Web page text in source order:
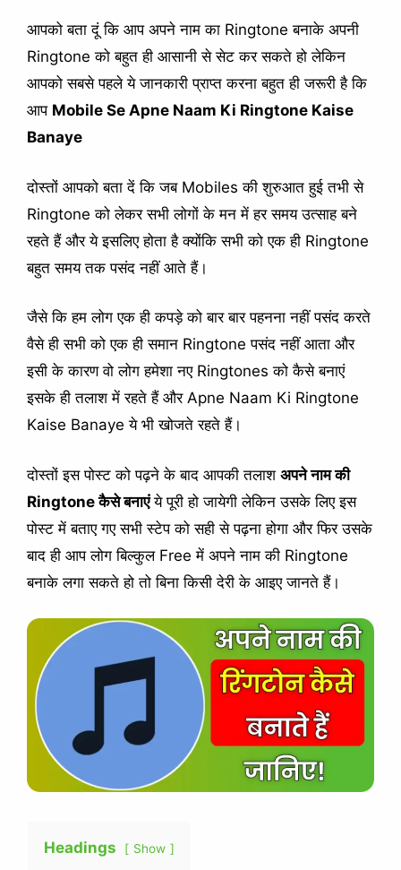
आपको बता दूं कि आप अपने नाम का Ringtone बनाके अपनी
Ringtone को बहुत ही आसानी से सेट कर सकते हो लेकिन
आपको सबसे पहले ये जानकारी प्राप्त करना बहुत ही जरूरी है कि
आप Mobile Se Apne Naam Ki Ringtone Kaise
Banaye
दोस्तों आपको बता दें कि जब Mobiles की शुरुआत हुई तभी से
Ringtone को लेकर सभी लोगों के मन में हर समय उत्साह बने
रहते हैं और ये इसलिए होता है क्योंकि सभी को एक ही Ringtone
बहुत समय तक पसंद नहीं आते हैं।
जैसे कि हम लोग एक ही कपड़े को बार बार पहनना नहीं पसंद करते
वैसे ही सभी को एक ही समान Ringtone पसंद नहीं आता और
इसी के कारण वो लोग हमेशा नए Ringtones को कैसे बनाएं
इसके ही तलाश में रहते हैं और Apne Naam Ki Ringtone
Kaise Banaye ये भी खोजते रहते हैं।
दोस्तों इस पोस्ट को पढ़ने के बाद आपकी तलाश अपने नाम की
Ringtone कैसे बनाएंये पूरी हो जायेगी लेकिन उसके लिए इस
पोस्ट में बताए गए सभी स्टेप को सही से पढ़ना होगा और फिर उसके
बाद ही आप लोग बिल्कुल Free में अपने नाम की Ringtone
बनाके लगा सकते हो तो बिना किसी देरी के आइए जानते हैं।
Headings Show